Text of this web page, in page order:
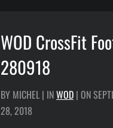
WOD CrossFit
280918
BY MICHEL | INWOD | ON
28, 2018